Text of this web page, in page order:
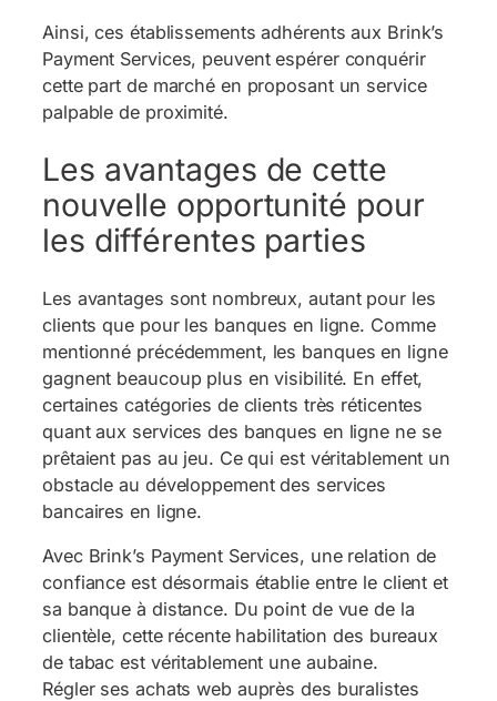
Ainsi, ces établissements adhérents aux Brink’s
Payment Services, peuvent espérer conquérir
cette part de marché en proposant un service
palpable de proximité.
Les avantages de cette
nouvelle opportunité pour
les différentes parties
Les avantages sont nombreux, autant pour les
clients que pour les banques en ligne. Comme
mentionné précédemment, les banques en ligne
gagnent beaucoup plus en visibilité. En effet,
certaines catégories de clients très réticentes
quant aux services des banques en ligne ne se
prêtaient pas au jeu. Ce qui est véritablement un
obstacle au développement des services
bancaires en ligne.
Avec Brink’s Payment Services, une relation de
confiance est désormais établie entre le client et
sa banque à distance. Du point de vue de la
clientèle, cette récente habilitation des bureaux
de tabac est véritablement une aubaine.
Régler ses achats web auprès des buralistes